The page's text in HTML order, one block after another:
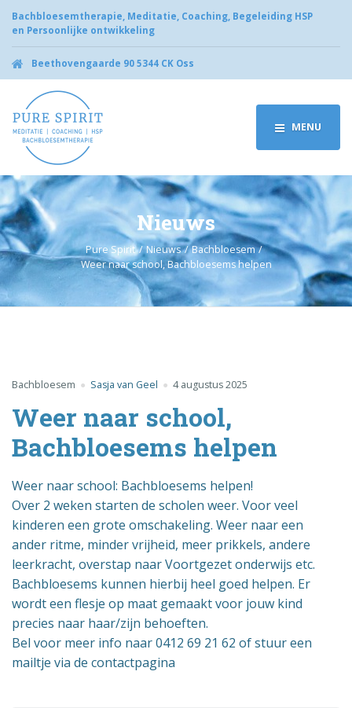
Bachbloesemtherapie, Meditatie, Coaching, Begeleiding HSP
en Persoonlijke ontwikkeling
Beethovengaarde 90 5344 CK Oss
MENU
Nieuws
Pure Spirit Nieuws
Bachbloesem
Weer naar school, Bachbloesems helpen
Bachbloesem Sasja van Geel 4 augustus 2025
Weer naar school,
Bachbloesems helpen
Weer naar school: Bachbloesems helpen!
Over 2 weken starten de scholen weer. Voor veel
kinderen een grote omschakeling. Weer naar een
ander ritme, minder vrijheid, meer prikkels, andere
leerkracht, overstap naar Voortgezet onderwijs etc.
Bachbloesems kunnen hierbij heel goed helpen. Er
wordt een flesje op maat gemaakt voor jouw kind
precies naar haar/zijn behoeften.
Bel voor meer info naar 0412 69 21 62 of stuur een
mailtje via de contactpagina